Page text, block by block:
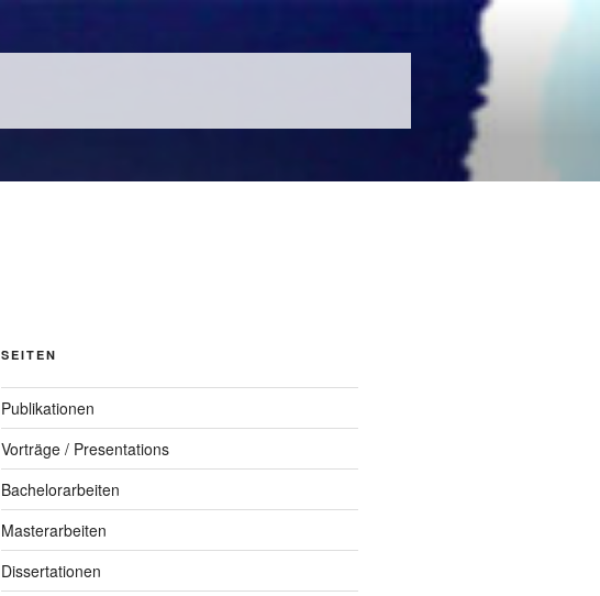
SEITEN
Publikationen
Vorträge / Presentations
Bachelorarbeiten
Masterarbeiten
Dissertationen